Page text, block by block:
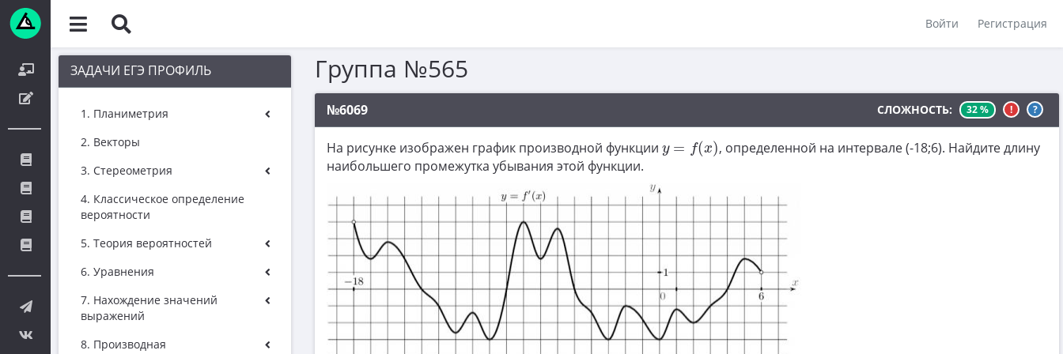
Войти Регистрация
ЗАДАЧИ ЕГЭ ПРОФИЛЬ
1. Планиметрия
2. Векторы
3. Стереометрия
4. Классическое определение
вероятности
5. Теория вероятностей
6. Уравнения
7. Нахождение значений
выражений
8. Производная
Группа №565
№6069 СЛОЖНОСТЬ: 32 % ! ?
На рисунке изображен график производной функции y = f(x)
y= x)
, определенной на интервале (-18;6). Найдите длину
наибольшего промежутка убывания этой функции.